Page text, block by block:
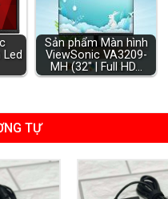
Sản phẩm Màn hình
ViewSonic VA3209-
MH (32" | Full HD…
TỰ